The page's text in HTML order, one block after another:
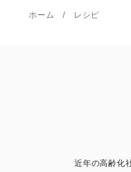
ホーム/ レシピ
近年の高齢化